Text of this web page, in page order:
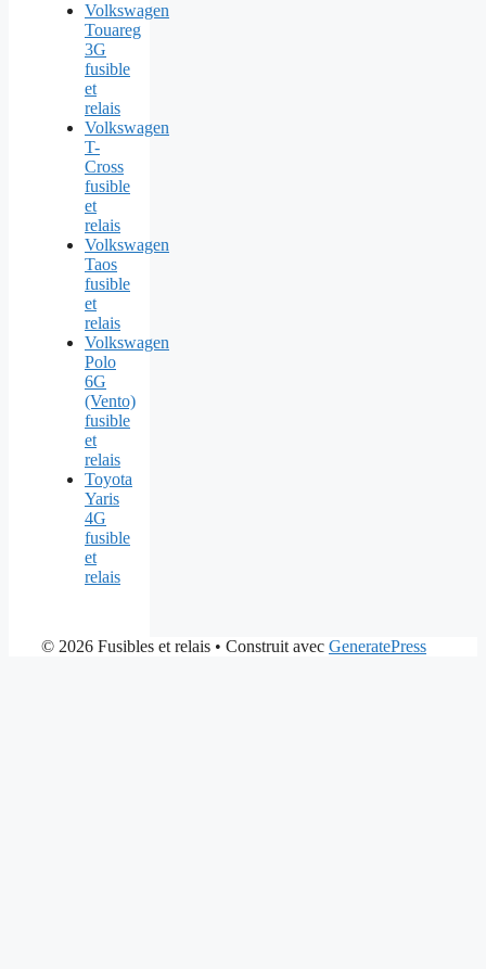
Volkswagen
Touareg
3G
fusible
et
relais
Volkswagen
T-
Cross
fusible
et
relais
Volkswagen
Taos
fusible
et
relais
Volkswagen
Polo
6G
(Vento)
fusible
et
relais
Toyota
Yaris
4G
fusible
et
relais
© 2026 Fusibles et relais • Construit avec GeneratePress